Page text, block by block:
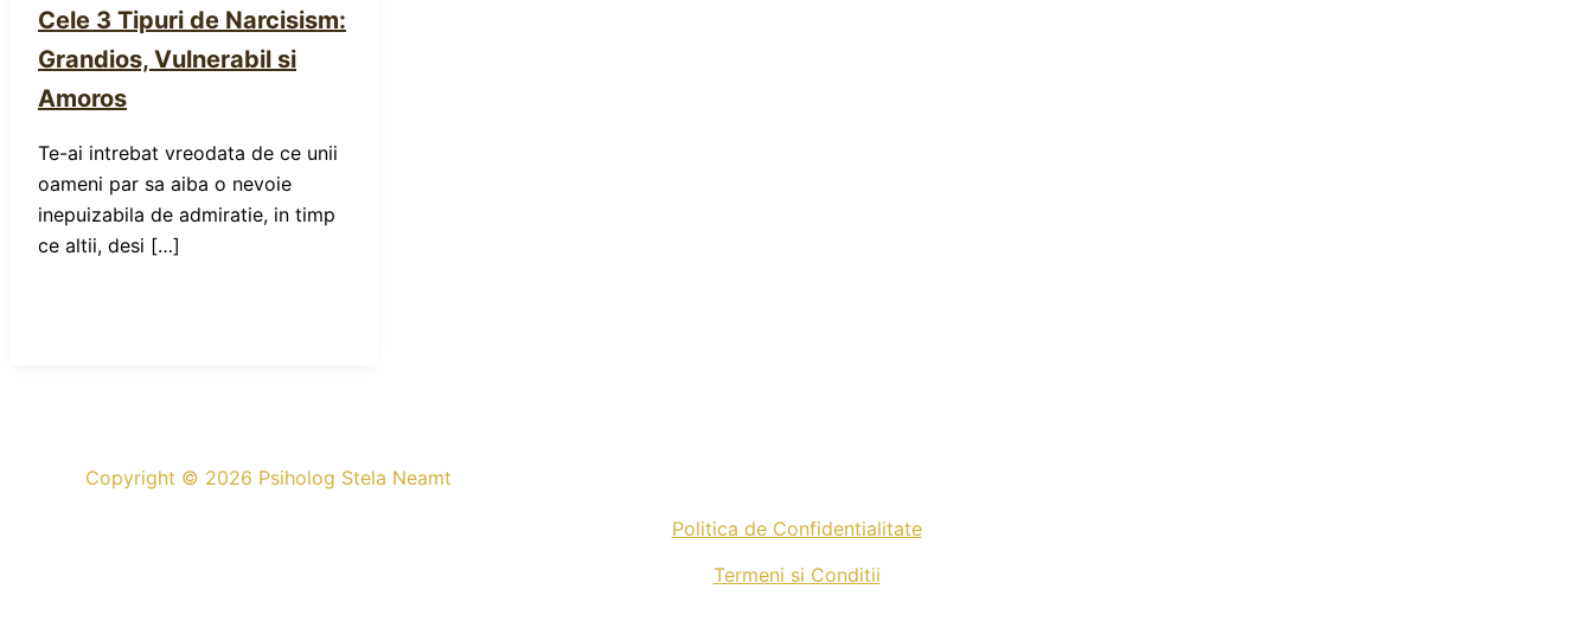
Cele 3 Tipuri de Narcisism:
Grandios, Vulnerabil si
Amoros
Te-ai intrebat vreodata de ce unii
oameni par sa aiba o nevoie
inepuizabila de admiratie, in timp
ce altii, desi […]
Copyright © 2026 Psiholog Stela Neamt
Politica de Confidentialitate
Termeni si Conditii